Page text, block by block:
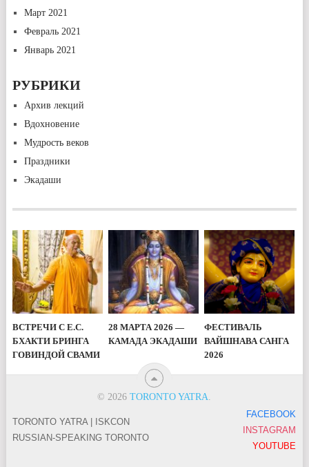
Март 2021
Февраль 2021
Январь 2021
РУБРИКИ
Архив лекций
Вдохновение
Мудрость веков
Праздники
Экадаши
ВСТРЕЧИ С Е.С.
БХАКТИ БРИНГА
ГОВИНДОЙ СВАМИ
28 МАРТА 2026 —
КАМАДА ЭКАДАШИ
ФЕСТИВАЛЬ
ВАЙШНАВА САНГА
2026
© 2026TORONTO YATRA.
TORONTO YATRA | ISKCON
RUSSIAN-SPEAKING TORONTO
FACEBOOK
INSTAGRAM
YOUTUBE